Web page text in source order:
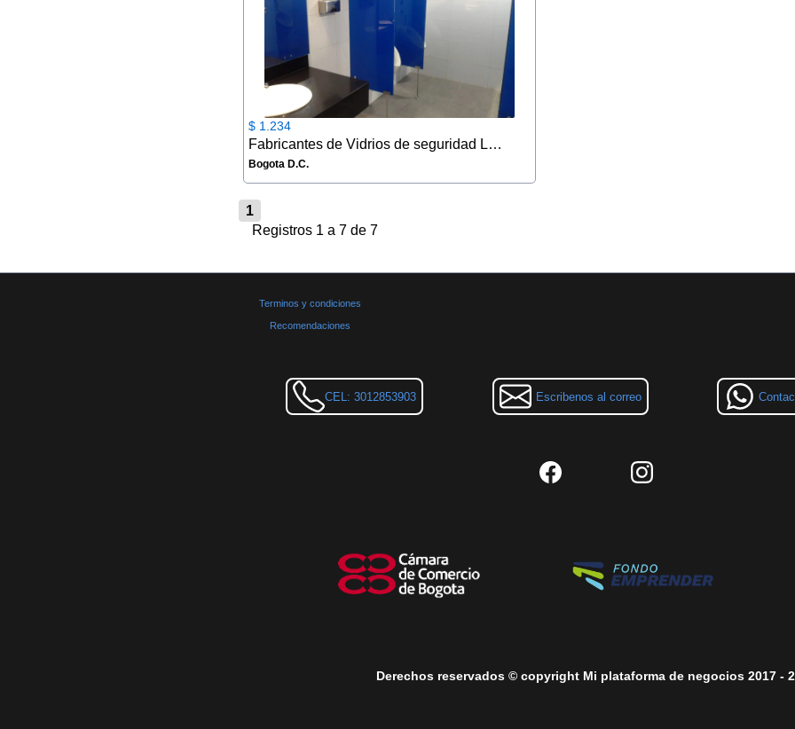
$ 1.234
Fabricantes de Vidrios de seguridad Laminados
Bogota D.C.
1
Registros 1 a 7 de 7
Terminos y condiciones
Recomendaciones
CEL: 3012853903 Escribenos al correo
Derechos reservados © copyright Mi plataforma de negocios 2017 -